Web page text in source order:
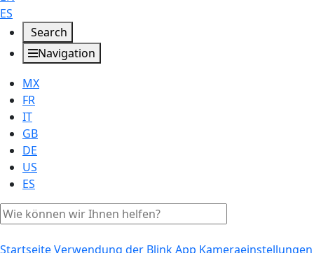
ES
Search
Navigation
MX
FR
IT
GB
DE
US
ES
StartseiteVerwendung der Blink App Kameraeinstellungen